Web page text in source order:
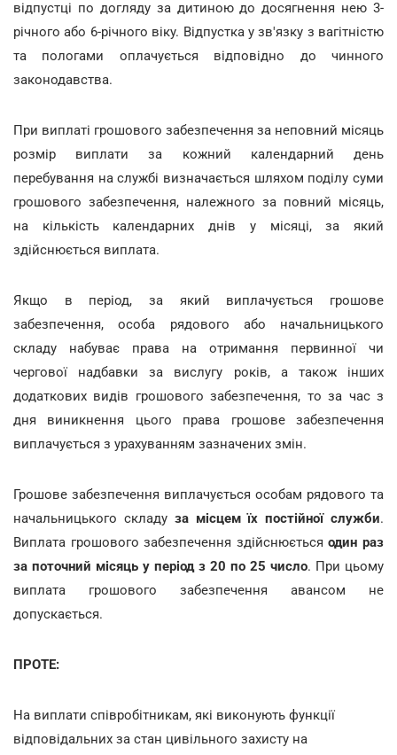
відпустці по догляду за дитиною до досягнення нею 3-
річного або 6-річного віку. Відпустка у зв'язку з вагітністю
та пологами оплачується відповідно до чинного
законодавства.
При виплаті грошового забезпечення за неповний місяць
розмір виплати за кожний календарний день
перебування на службі визначається шляхом поділу суми
грошового забезпечення, належного за повний місяць,
на кількість календарних днів у місяці, за який
здійснюється виплата.
Якщо в період, за який виплачується грошове
забезпечення, особа рядового або начальницького
складу набуває права на отримання первинної чи
чергової надбавки за вислугу років, а також інших
додаткових видів грошового забезпечення, то за час з
дня виникнення цього права грошове забезпечення
виплачується з урахуванням зазначених змін.
Грошове забезпечення виплачується особам рядового та
начальницького складу за місцем їх постійної служби.
Виплата грошового забезпечення здійснюєтьсяодин раз
за поточний місяць у період з 20 по 25 число. При цьому
виплата грошового забезпечення авансом не
допускається.
ПРОТЕ:
На виплати співробітникам, які виконують функції
відповідальних за стан цивільного захисту на